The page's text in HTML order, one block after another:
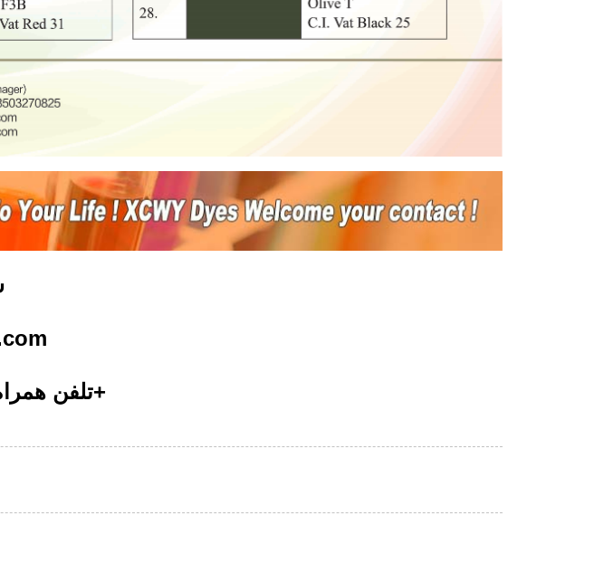
تلفن همراه/واتساپ: 13503270825-86+